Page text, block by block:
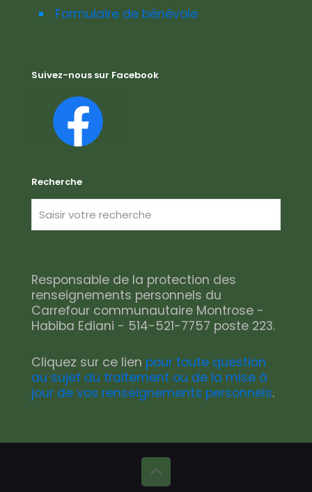
Formulaire de bénévole
Suivez-nous sur Facebook
Recherche
Responsable de la protection des
renseignements personnels du
Carrefour communautaire Montrose -
Habiba Ediani - 514-521-7757 poste 223.
Cliquez sur ce lien pour toute question
au sujet du traitement ou de la mise à
jour de vos renseignements personnels.